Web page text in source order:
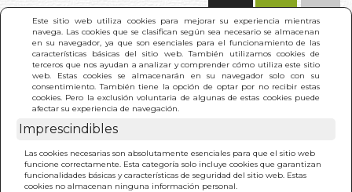
Este sitio web utiliza cookies para mejorar su experiencia mientras
navega. Las cookies que se clasifican según sea necesario se almacenan
en su navegador, ya que son esenciales para el funcionamiento de las
características básicas del sitio web. También utilizamos cookies de
terceros que nos ayudan a analizar y comprender cómo utiliza este sitio
web. Estas cookies se almacenarán en su navegador solo con su
consentimiento. También tiene la opción de optar por no recibir estas
cookies. Pero la exclusión voluntaria de algunas de estas cookies puede
afectar su experiencia de navegación.
Imprescindibles
Las cookies necesarias son absolutamente esenciales para que el sitio web
funcione correctamente. Esta categoría solo incluye cookies que garantizan
funcionalidades básicas y características de seguridad del sitio web. Estas
cookies no almacenan ninguna información personal.
INICIO >
(LIBRO+DVD)